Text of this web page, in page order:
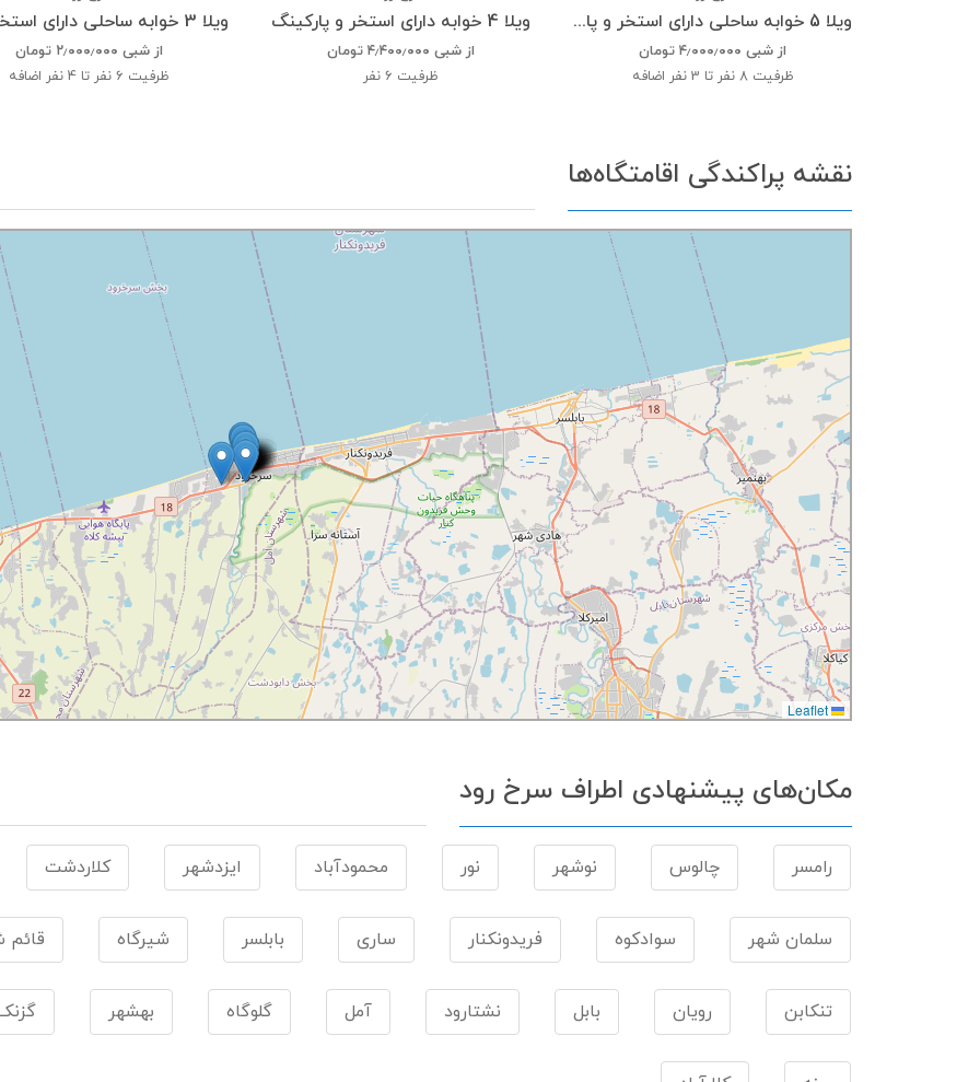
ویلا 5 خوابه ساحلی دارای استخر و پارکینگ
از شبی ۴٫۰۰۰٫۰۰۰ تومان
ظرفیت 8 نفر تا 3 نفر اضافه
ویلا 4 خوابه دارای استخر و پارکینگ
از شبی ۴٫۴۰۰٫۰۰۰ تومان
ظرفیت 6 نفر
از شبی ۲٫۰۰۰٫۰۰۰ تومان
ظرفیت 6 نفر تا 4 نفر اضافه
نقشه پراکندگی اقامتگاه‌ها
مکان‌های پیشنهادی اطراف سرخ رود
رامسر چالوس نوشهر نور محمودآباد ایزدشهر کلاردشت
سلمان شهر سوادکوه فریدونکنار ساری بابلسر شیرگاه قائم
تنکابن رویان بابل نشتارود آمل گلوگاه بهشهر